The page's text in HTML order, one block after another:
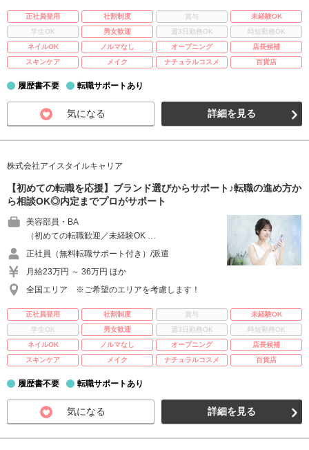
正社員登用 社割制度 賞与
未経験OK
学生OK
男女歓迎 週3日勤務OK
時短勤務OK
ネイルOK
ノルマなし オープニング
店長候補
スキンケア
メイク ナチュラルコスメ 百貨店
履歴書不要 転職サポートあり
気になる 詳細を見る
株式会社アイスタイルキャリア
【初めての転職を応援】ブランド選びからサポート♪転職の進め方か
ら相談OK◎内定までプロがサポート
美容部員・BA
（初めての転職歓迎／未経験OK …
正社員（無料転職サポート付き）/派遣
月給23万円 ～ 36万円 ほか
全国エリア ※ご希望のエリアを考慮します！
正社員登用 社割制度 賞与
未経験OK
学生OK
男女歓迎 週3日勤務OK
時短勤務OK
ネイルOK
ノルマなし オープニング
店長候補
スキンケア
メイク ナチュラルコスメ 百貨店
履歴書不要 転職サポートあり
気になる 詳細を見る